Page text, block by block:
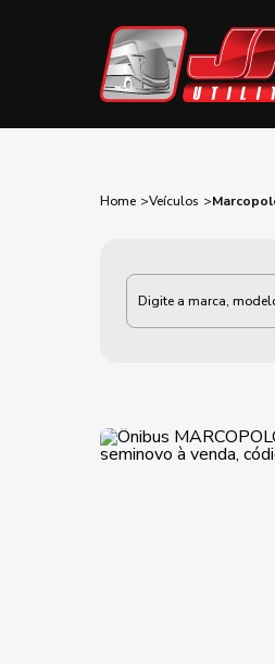
Home Veículos
Categoria